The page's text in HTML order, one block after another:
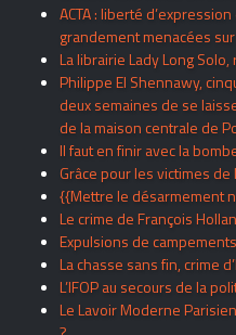
ACTA : liberté
grandement menacées
La librairie Lady Long
Philippe El Shennawy,
deux semaines de se
de la maison centrale de
Il faut en finir avec la
Grâce pour les victimes
{{Mettre le désarmement
Le crime de François
Expulsions de
La chasse sans fin, crime
L’IFOP au secours de la
Le Lavoir Moderne